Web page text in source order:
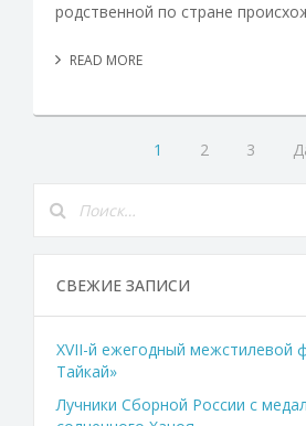
родственной по стране
READ MORE
1 2 3
СВЕЖИЕ ЗАПИСИ
XVII-й ежегодный межстилевой
Тайкай»
Лучники Сборной России с